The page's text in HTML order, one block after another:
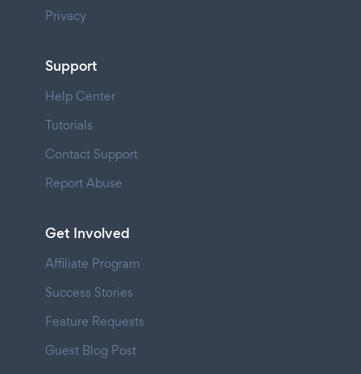
Privacy
Support
Help Center
Tutorials
Contact Support
Report Abuse
Get Involved
Affiliate Program
Success Stories
Feature Requests
Guest Blog Post